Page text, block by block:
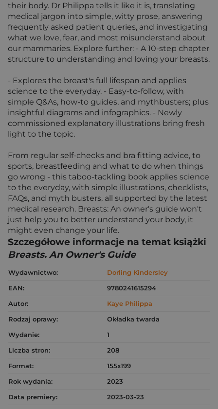
their body. Dr Philippa tells it like it is, translating
medical jargon into simple, witty prose, answering
frequently asked patient queries, and investigating
what we love, fear, and most misunderstand about
our mammaries. Explore further: - A 10-step chapter
structure to understanding and loving your breasts.
- Explores the breast's full lifespan and applies
science to the everyday. - Easy-to-follow, with
simple Q&As, how-to guides, and mythbusters; plus
insightful diagrams and infographics. - Newly
commissioned explanatory illustrations bring fresh
light to the topic.
From regular self-checks and bra fitting advice, to
sports, breastfeeding and what to do when things
go wrong - this taboo-tackling book applies science
to the everyday, with simple illustrations, checklists,
FAQs, and myth busters, all supported by the latest
medical research. Breasts: An owner's guide won't
just help you to better understand your body, it
might even change your life.
Szczegółowe informacje na temat książki
Breasts. An Owner's Guide
Wydawnictwo:
Dorling Kindersley
EAN:
9780241615294
Autor:
Kaye Philippa
Rodzaj oprawy:
Okładka twarda
Wydanie:
1
Liczba stron:
208
Format:
155x199
Rok wydania:
2023
Data premiery:
2023-03-23